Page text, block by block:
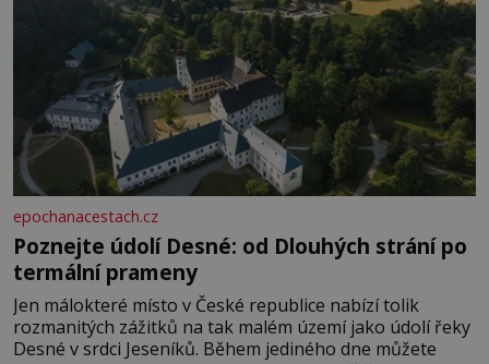
epochanacestach.cz
Poznejte údolí Desné: od Dlouhých strání po
termální prameny
Jen málokteré místo v České republice nabízí tolik
rozmanitých zážitků na tak malém území jako údolí řeky
Desné v srdci Jeseníků. Během jediného dne můžete